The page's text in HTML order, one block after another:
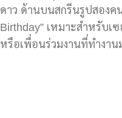
ดาว ด้านบนสกรีนรูปสองค
Birthday” เหมาะสำหรับ
หรือเพื่อนร่วมงานที่ทำงาน